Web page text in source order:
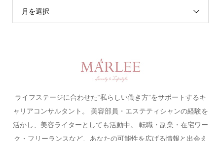
月を選択
ライフステージに合わせた“私らしい働き方”をサポートするキ
ャリアコンサルタント。 美容部員・エステティシャンの経験を
活かし、美容ライターとしても活動中。 転職・副業・在宅ワー
ク・フリーランスなど、あなたの可能性を広げる情報と出会え